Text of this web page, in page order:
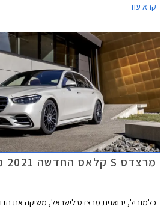
קרא עוד
מרצדס S קלאס החדשה 2021 מושקת בישראל